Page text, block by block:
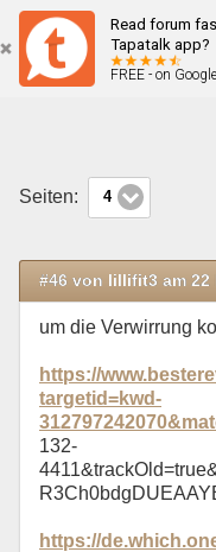
Read forum
Tapatalk app?
FREE - on
Seiten: 4
#46 von lillifit3 am 22
um die Verwirrung
https://
targetid=kwd-
132-
https://